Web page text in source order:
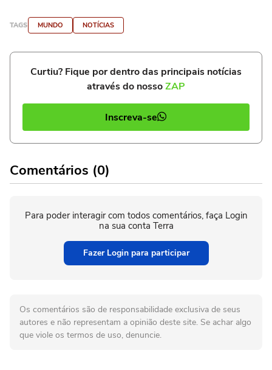
TAGS MUNDO NOTÍCIAS
Curtiu? Fique por dentro das principais notícias
através do nossoZAP
Inscreva-se
Comentários (0)
Para poder interagir com todos comentários, faça Login
na sua conta Terra
Fazer Login para participar
Os comentários são de responsabilidade exclusiva de seus
autores e não representam a opinião deste site. Se achar algo
que viole os termos de uso, denuncie.